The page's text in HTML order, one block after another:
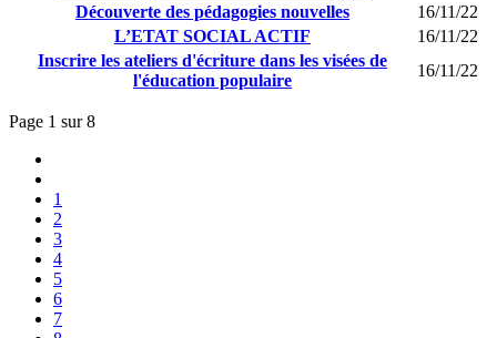
Découverte des pédagogies nouvelles
16/11/22
L’ETAT SOCIAL ACTIF
16/11/22
Inscrire les ateliers d'écriture dans les visées de
l'éducation populaire
16/11/22
Page 1 sur 8
1
2
3
4
5
6
7